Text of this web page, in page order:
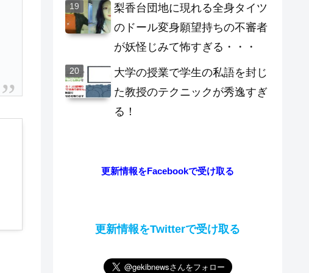
梨香台団地に現れる全身タイツ
のドール変身願望持ちの不審者
が妖怪じみて怖すぎる・・・
大学の授業で学生の私語を封じ
た教授のテクニックが秀逸すぎ
る！
更新情報をFacebookで受け取る
更新情報をTwitterで受け取る